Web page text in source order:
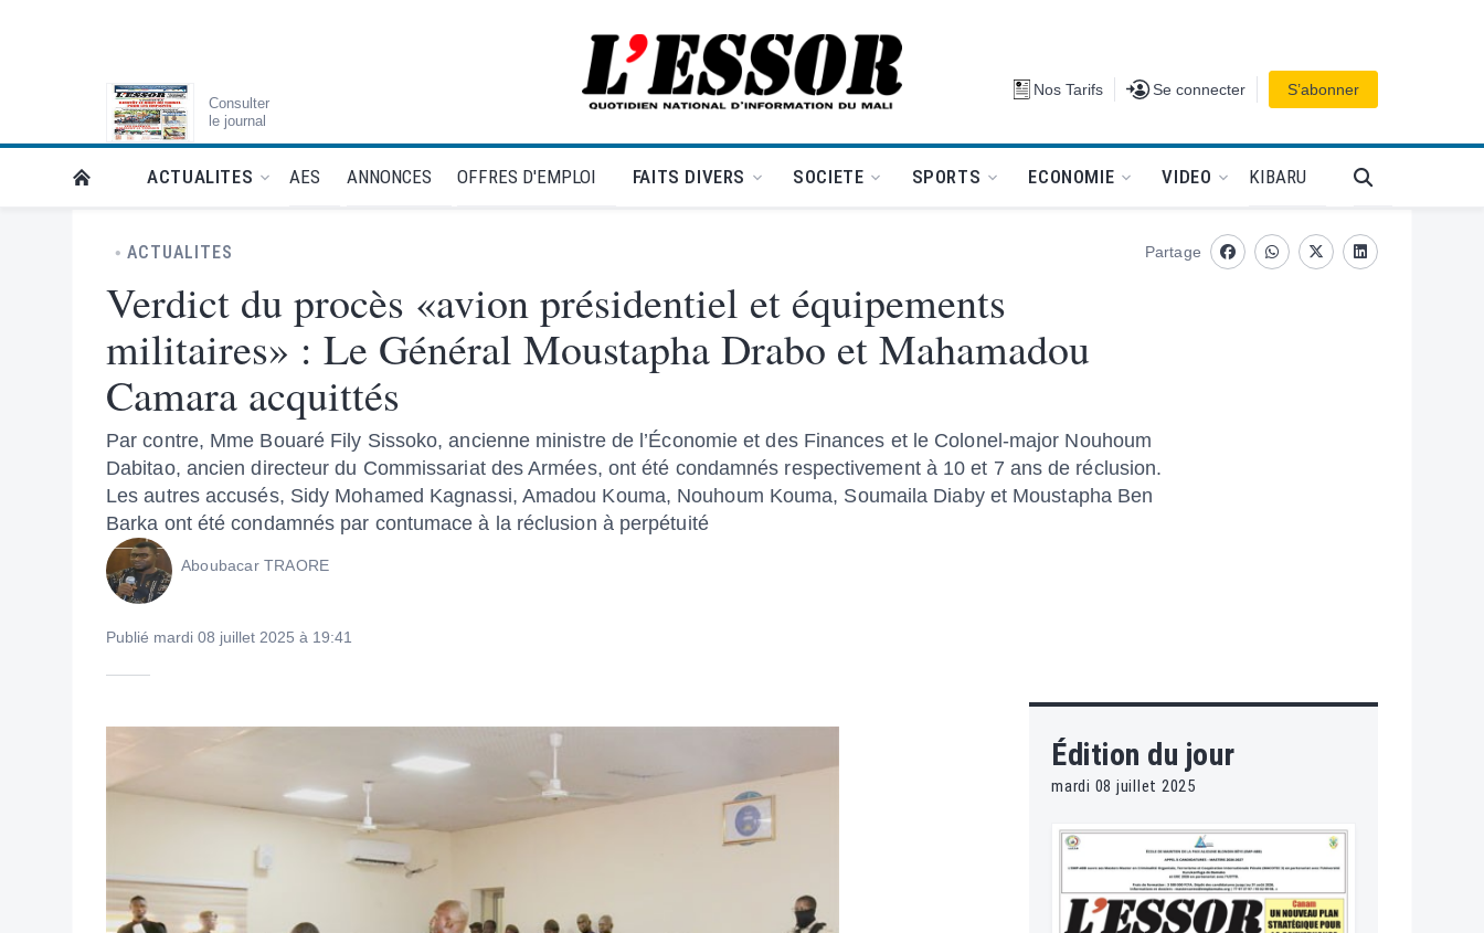
Consulter
le journal
L'Essor - retour à la une Nos Tarifs Se connecter
Se connecter S’abonner
RETOUR À LA PAGE D’ACCUEIL DE L'ESSOR
ACTUALITES AES ANNONCES OFFRES D'EMPLOI FAITS DIVERS SOCIETE SPORTS ECONOMIE VIDEO KIBARU
ACTUALITES
Verdict du procès «avion présidentiel et équipements
militaires» : Le Général Moustapha Drabo et Mahamadou
Camara acquittés
Par contre, Mme Bouaré Fily Sissoko, ancienne ministre de l’Économie et des Finances et le Colonel-major Nouhoum
Dabitao, ancien directeur du Commissariat des Armées, ont été condamnés respectivement à 10 et 7 ans de réclusion.
Les autres accusés, Sidy Mohamed Kagnassi, Amadou Kouma, Nouhoum Kouma, Soumaila Diaby et Moustapha Ben
Barka ont été condamnés par contumace à la réclusion à perpétuité
Aboubacar TRAORE
Publié mardi 08 juillet 2025 à 19:41
Partage
FacebookwhatsappTwitterLinkedin
Édition du jour
mardi 08 juillet 2025